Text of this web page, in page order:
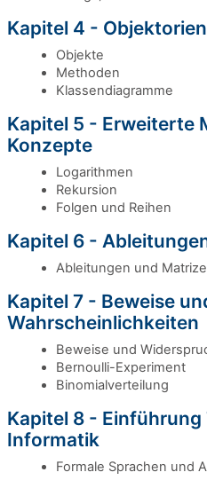
Kapitel 4 -
Objekte
Methoden
Klassendiagramme
Kapitel 5 - Erweiterte
Konzepte
Logarithmen
Rekursion
Folgen und Reihen
Kapitel 6 -
Ableitungen und
Kapitel 7 - Beweise
Wahrscheinlichkeiten
Beweise und
Bernoulli-Experiment
Binomialverteilung
Kapitel 8 -
Informatik
Formale Sprachen und